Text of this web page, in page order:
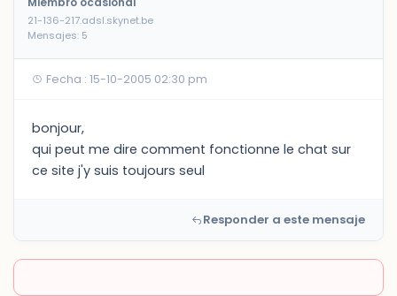
21-136-217.adsl.skynet.be
Mensajes: 5
Fecha : 15-10-2005 02:30 pm
bonjour,
qui peut me dire comment fonctionne le chat sur
ce site j'y suis toujours seul
Responder a este mensaje